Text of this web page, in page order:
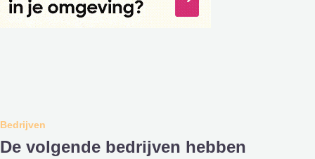
Bedrijven
De volgende bedrijven hebben